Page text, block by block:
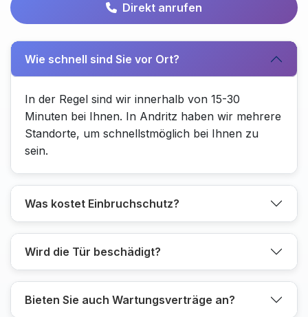
Direkt anrufen
Wie schnell sind Sie vor Ort?
In der Regel sind wir innerhalb von 15-30
Minuten bei Ihnen. In Andritz haben wir mehrere
Standorte, um schnellstmöglich bei Ihnen zu
sein.
Was kostet Einbruchschutz?
Wird die Tür beschädigt?
Bieten Sie auch Wartungsverträge an?